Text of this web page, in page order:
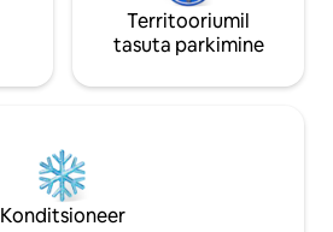
Territooriumil
tasuta parkimine
Konditsioneer